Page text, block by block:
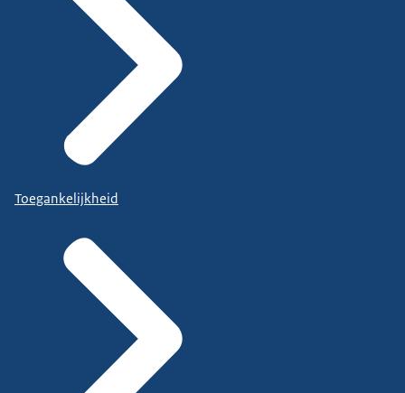
Toegankelijkheid